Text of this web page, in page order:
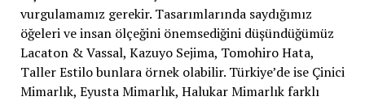
vurgulamamız gerekir. Tasarımlarında saydığımız
öğeleri ve insan ölçeğini önemsediğini düşündüğümüz
Lacaton & Vassal, Kazuyo Sejima, Tomohiro Hata,
Taller Estilo bunlara örnek olabilir. Türkiye’de ise Çinici
Mimarlık, Eyusta Mimarlık, Halukar Mimarlık farklı